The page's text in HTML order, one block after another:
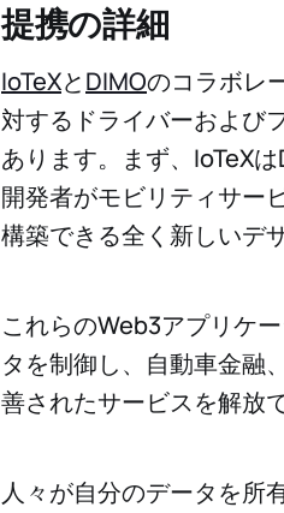
提携の詳細
IoTeXとDIMOのコラボレ
対するドライバーおよび
あります。まず、IoTeX
開発者がモビリティサー
構築できる全く新しいデ
これらのWeb3アプリケ
タを制御し、自動車金融
善されたサービスを解放
人々が自分のデータを所